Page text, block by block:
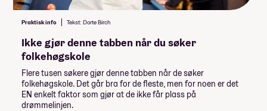
Praktisk info Tekst: Dorte Birch
Ikke gjør denne tabben når du søker
folkehøgskole
Flere tusen søkere gjør denne tabben når de søker
folkehøgskole. Det går bra for de fleste, men for noen er det
EN enkelt faktor som gjør at de ikke får plass på
drømmelinjen.